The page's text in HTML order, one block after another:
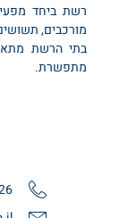
רשת ביחד
מורכבים,
בתי הרשת
מתפשרת.